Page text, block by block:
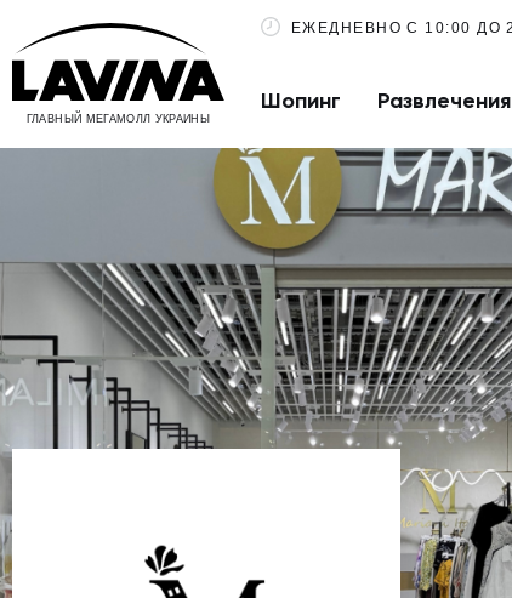
ГЛАВНЫЙ МЕГАМОЛЛ УКРАИНЫ
ЕЖЕДНЕВНО С 10:00 ДО
Шопинг Развлечения